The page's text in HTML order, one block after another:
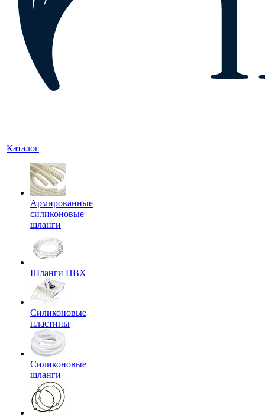
Каталог
Армированные
силиконовые
шланги
Шланги ПВХ
Силиконовые
пластины
Силиконовые
шланги